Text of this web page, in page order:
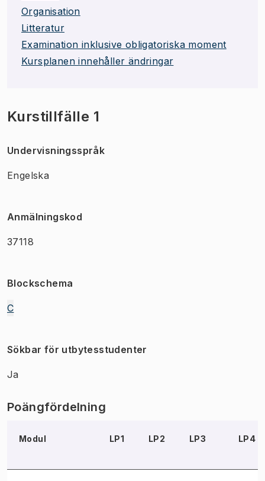
Organisation
Litteratur
Examination inklusive obligatoriska moment
Kursplanen innehåller ändringar
Kurstillfälle 1
Undervisningsspråk
Engelska
Anmälningskod
37118
Blockschema
C
Sökbar för utbytesstudenter
Ja
Poängfördelning
Modul LP1 LP2 LP3 LP4